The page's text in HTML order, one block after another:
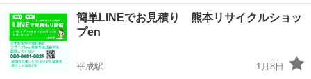
和レトロ、アンティーク雑貨など 多数販売しております👍 インテリア
やコレクションにぴったり✨️ 落ち着いた雰囲気でとてもお洒落です😌
インスタ映えも間...
熊本市 武蔵塚駅 リサイクルショップ
簡単LINEでお見積り 熊本リサイクルショッ
プen
平成駅
1月8日